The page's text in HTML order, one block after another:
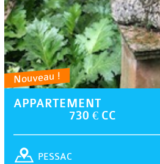
Nouveau !
APPARTEMENT
730 € CC
PESSAC